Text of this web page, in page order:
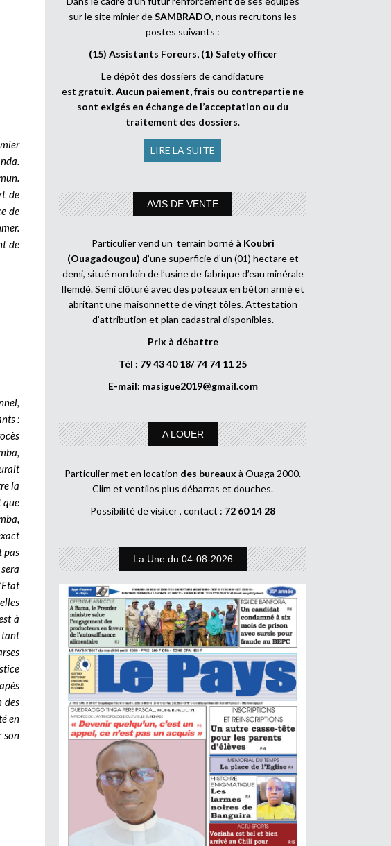
de
de
de
:
la
que
pas
à
tant
des
en
son
sur le site minier deSAMBRADO, nous recrutons les
postes suivants :
(15) Assistants Foreurs, (1) Safety officer
Le dépôt des dossiers de candidature
est gratuit.Aucun paiement, frais ou contrepartie ne
sont exigés en échange de l’acceptation ou du
traitement des dossiers.
LIRE LA SUITE
AVIS DE VENTE
Particulier vend un terrain borné à Koubri
(Ouagadougou) d’une superficie d’un (01) hectare et
demi, situé non loin de l’usine de fabrique d’eau minérale
Ilemdé. Semi clôturé avec des poteaux en béton armé et
abritant une maisonnette de vingt tôles. Attestation
d’attribution et plan cadastral disponibles.
Prix à débattre
Tél : 79 43 40 18/ 74 74 11 25
E-mail: masigue2019@gmail.com
A LOUER
Particulier met en location des bureaux à Ouaga 2000.
Clim et ventilos plus débarras et douches.
Possibilité de visiter , contact : 72 60 14 28
La Une du 04-08-2026